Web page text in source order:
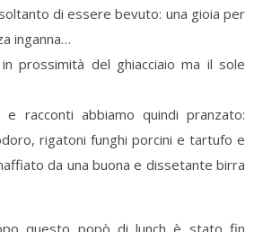
di essere bevuto: una gioia per
inganna…
prossimità del ghiacciaio ma il sole
racconti abbiamo quindi pranzato:
rigatoni funghi porcini e tartufo e
da una buona e dissetante birra
questo popò di lunch è stato fin